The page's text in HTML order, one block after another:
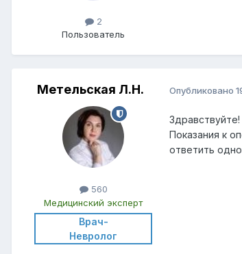
2
Пользователь
Метельская Л.Н.
560
Медицинский эксперт
Врач-
Невролог
Опубликовано
Показания к
ответить